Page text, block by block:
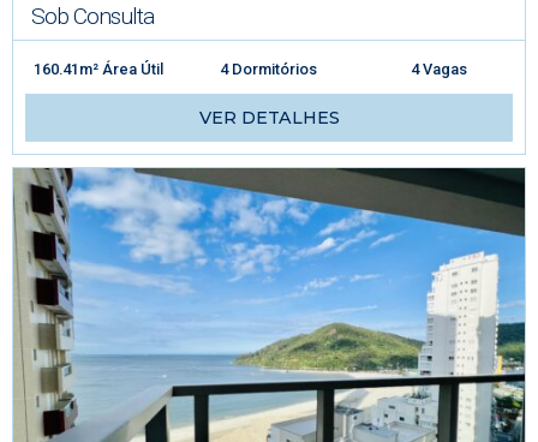
Sob Consulta
160.41m² Área Útil 4 Dormitórios 4 Vagas
VER DETALHES